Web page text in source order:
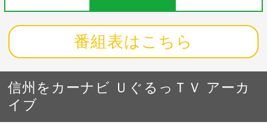
番組表はこちら
信州をカーナビ ＵぐるっＴＶ アーカ
イブ